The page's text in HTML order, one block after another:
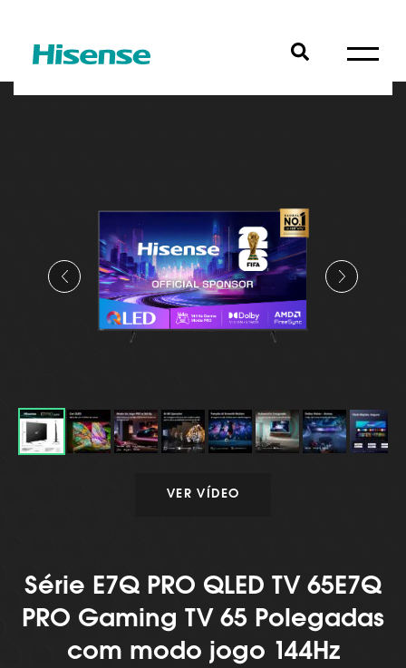
Série E7Q PRO QLED TV 65E7Q
PRO Gaming TV 65 Polegadas
com modo jogo 144Hz
VER VÍDEO